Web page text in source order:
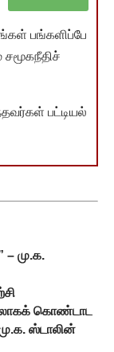
பங்களிப்பே
பட்டியல்
– மு.க.
கொண்டாட
ஸ்டாலின்